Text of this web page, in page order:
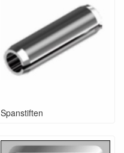
Spanstiften